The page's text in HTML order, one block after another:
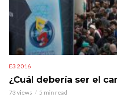
E3 2016
¿Cuál debería ser el
73 views 5 min read